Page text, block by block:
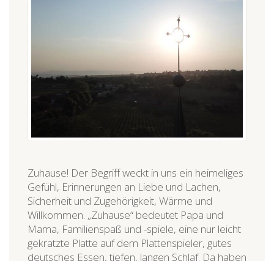
Zuhause! Der Begriff weckt in uns ein heimeliges
Gefühl, Erinnerungen an Liebe und Lachen,
Sicherheit und Zugehörigkeit, Wärme und
Willkommen. „Zuhause“ bedeutet Papa und
Mama, Familienspaß und -spiele, eine nur leicht
gekratzte Platte auf dem Plattenspieler, gutes
deutsches Essen, tiefen, langen Schlaf. Da haben